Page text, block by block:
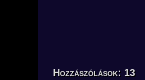
Hozzászólások: 13